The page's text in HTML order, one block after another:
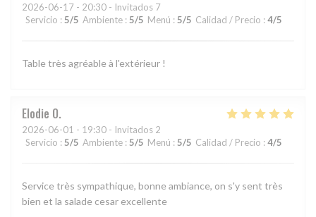
2026-06-17 - 20:30 - Invitados 7
Servicio : 5/5 Ambiente : 5/5 Menú : 5/5 Calidad / Precio : 4/5
Table très agréable à l'extérieur !
Elodie O
2026-06-01 - 19:30 - Invitados 2
Servicio : 5/5 Ambiente : 5/5 Menú : 5/5 Calidad / Precio : 4/5
Service très sympathique, bonne ambiance, on s'y sent très
bien et la salade cesar excellente